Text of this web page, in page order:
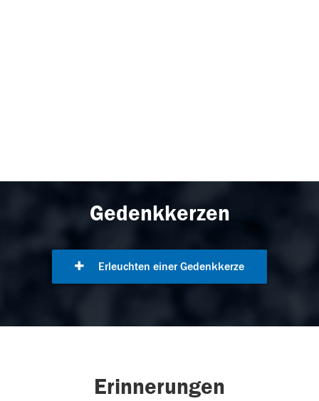
Gedenkkerzen
Erleuchten einer Gedenkkerze
Erinnerungen